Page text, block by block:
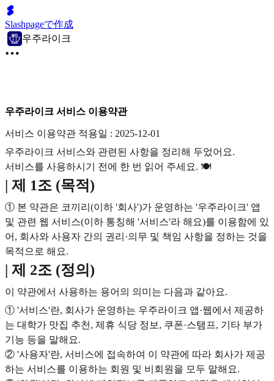
Slashpageで作成
우주라이크
우주라이크 서비스 이용약관
서비스 이용약관 적용일 : 2025-12-01
우주라이크 서비스와 관련된 사항을 정리해 두었어요.
서비스를 사용하시기 전에 한 번 읽어 주세요. 🍽️
| 제 1조 (목적)
① 본 약관은 코끼리(이하 '회사')가 운영하는 '우주라이크' 앱
및 관련 웹 서비스(이하 통칭해 '서비스'라 해요)를 이용함에 있
어, 회사와 사용자 간의 권리·의무 및 책임 사항을 정하는 것을
목적으로 해요.
| 제 2조 (정의)
이 약관에서 사용하는 용어의 의미는 다음과 같아요.
① '서비스'란, 회사가 운영하는 우주라이크 앱·웹에서 제공하
는 대학가 맛집 추천, 제휴 식당 정보, 쿠폰·스탬프, 기타 부가
기능 등을 말해요.
② '사용자'란, 서비스에 접속하여 이 약관에 따라 회사가 제공
하는 서비스를 이용하는 회원 및 비회원을 모두 말해요.